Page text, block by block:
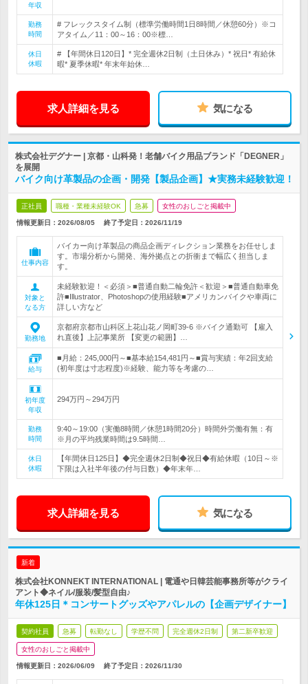
年収
勤務
時間
# フレックスタイム制（標準労働時間1日8時間／休憩60分）※コ
アタイム／11：00～16：00※標…
休日
休暇
# 【年間休日120日】* 完全週休2日制（土日休み）* 祝日* 有給休
暇* 夏季休暇* 年末年始休…
求人詳細を見る 気になる
株式会社デグナー | 京都・山科発！老舗バイク用品ブランド「DEGNER」
を展開
バイク向け革製品の企画・開発【製品企画】★実務未経験歓迎！
正社員 職種・業種未経験OK 急募 女性のおしごと掲載中
情報更新日：2026/08/05 終了予定日： 2026/11/19
仕事内容
バイカー向け革製品の商品企画ディレクション業務をお任せしま
す。市場分析から開発、海外拠点との折衝まで幅広く担当しま
す。
対象と
なる方
未経験歓迎！＜必須＞■普通自動二輪免許＜歓迎＞■普通自動車免
許■Illustrator、Photoshopの使用経験■アメリカンバイクや車両に
詳しい方など
勤務地
京都府京都市山科区上花山花ノ岡町39-6 ※バイク通勤可 【雇入
れ直後】上記事業所 【変更の範囲】…
給与
■月給：245,000円～■基本給154,481円～■賞与実績：年2回支給
(初年度は寸志程度)※経験、能力等を考慮の…
初年度
年収
294万円～294万円
勤務
時間
9:40～19:00（実働8時間／休憩1時間20分）時間外労働有無：有
※月の平均残業時間は9.5時間…
休日
休暇
【年間休日125日】◆完全週休2日制◆祝日◆有給休暇（10日～※
下限は入社半年後の付与日数）◆年末年…
求人詳細を見る 気になる
新着
株式会社KONNEKT INTERNATIONAL | 電通や日韓芸能事務所等がクライ
アント◆ネイル/服装/髪型自由♪
年休125日＊コンサートグッズやアパレルの【企画デザイナー】
契約社員 急募 転勤なし 学歴不問 完全週休2日制 第二新卒歓迎
女性のおしごと掲載中
情報更新日：2026/06/09 終了予定日： 2026/11/30